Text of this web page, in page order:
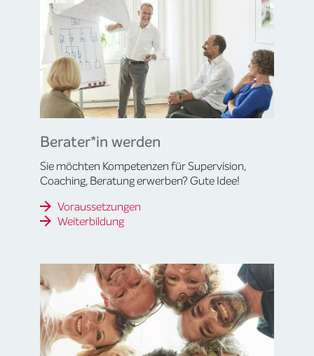
Berater*in werden
Sie möchten Kompetenzen für Supervision,
Coaching, Beratung erwerben? Gute Idee!
Voraussetzungen
Weiterbildung